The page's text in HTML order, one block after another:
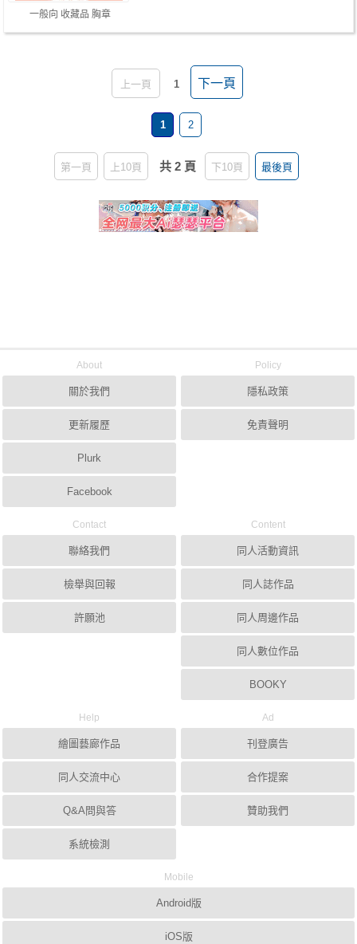
一般向 收藏品 胸章
上一頁 1 下一頁
1 2
第一頁 上10頁 共 2 頁 下10頁 最後頁
About
關於我們
更新履歷
Plurk
Facebook
Policy
隱私政策
免責聲明
Contact
聯絡我們
檢舉與回報
許願池
Content
同人活動資訊
同人誌作品
同人周邊作品
同人數位作品
BOOKY
Help
繪圖藝廊作品
同人交流中心
Q&A問與答
系統檢測
Ad
刊登廣告
合作提案
贊助我們
Mobile
Android版
iOS版